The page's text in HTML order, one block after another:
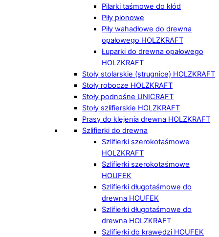
Pilarki taśmowe do kłód
Piły pionowe
Piły wahadłowe do drewna
opałowego HOLZKRAFT
Łuparki do drewna opałowego
HOLZKRAFT
Stoły stolarskie (strugnice) HOLZKRAFT
Stoły robocze HOLZKRAFT
Stoły podnośne UNICRAFT
Stoły szlifierskie HOLZKRAFT
Prasy do klejenia drewna HOLZKRAFT
Szlifierki do drewna
Szlifierki szerokotaśmowe
HOLZKRAFT
Szlifierki szerokotaśmowe
HOUFEK
Szlifierki długotaśmowe do
drewna HOUFEK
Szlifierki długotaśmowe do
drewna HOLZKRAFT
Szlifierki do krawędzi HOUFEK